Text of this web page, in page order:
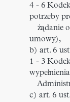
4 - 6
potrzeby
żądanie
umowy),
b) art. 6
1 - 3
c) art. 6